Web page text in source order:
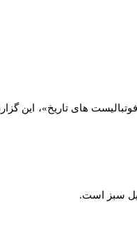
های تاریخ»، این
سبز است.